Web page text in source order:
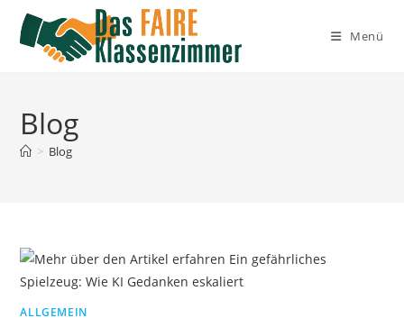
Inhalt
springen
Menü
Blog
> Blog
ALLGEMEIN